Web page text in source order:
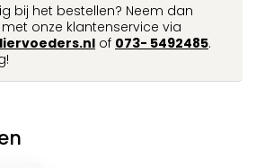
bij het bestellen? Neem dan
onze klantenservice via
of 073- 5492485.